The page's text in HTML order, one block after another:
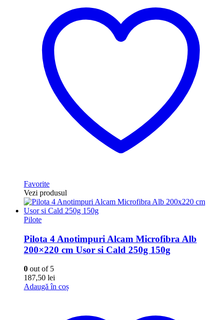
Favorite
Vezi produsul
Pilote
Pilota 4 Anotimpuri Alcam Microfibra Alb
200×220 cm Usor si Cald 250g 150g
0 out of 5
187,50 lei
Adaugă în coș